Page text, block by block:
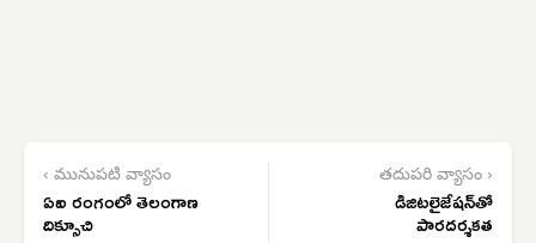
‹ మునుపటి వ్యాసం
ఏఐ రంగంలో తెలంగాణ
దిక్సూచి
తదుపరి వ్యాసం ›
డిజిటలైజేషన్‌తో
పారదర్శకత